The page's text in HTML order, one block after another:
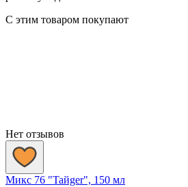
С этим товаром покупают
Нет отзывов
Микс 76 "Taйger", 150 мл